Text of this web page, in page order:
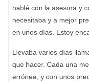
hablé con la asesora y
necesitaba y a mejor
en unos días. Estoy
Llevaba varios días
que hacer. Cada una
errónea, y con unos